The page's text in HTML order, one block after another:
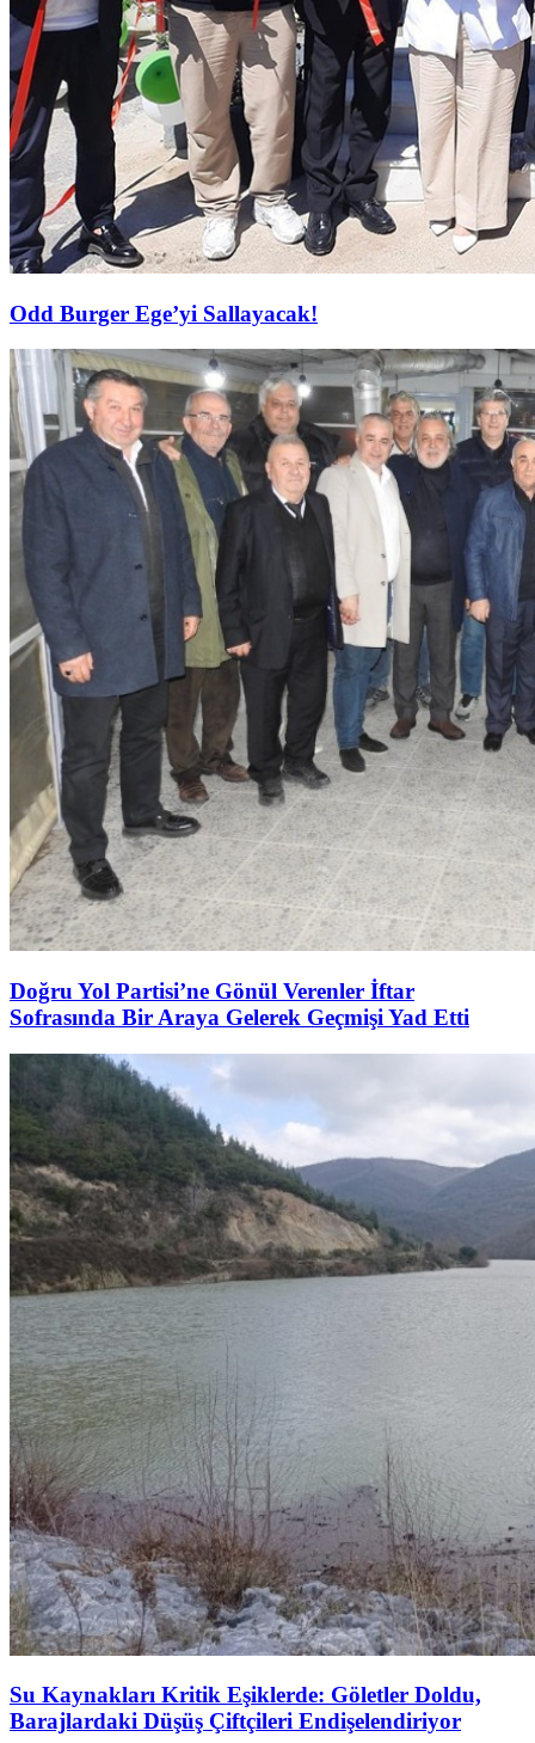
Odd Burger Ege’yi Sallayacak!
Doğru Yol Partisi’ne Gönül Verenler İftar
Sofrasında Bir Araya Gelerek Geçmişi Yad Etti
Su Kaynakları Kritik Eşiklerde: Göletler Doldu,
Barajlardaki Düşüş Çiftçileri Endişelendiriyor